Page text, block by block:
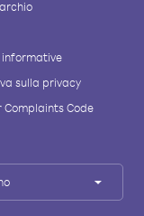
informative
sulla privacy
Complaints Code